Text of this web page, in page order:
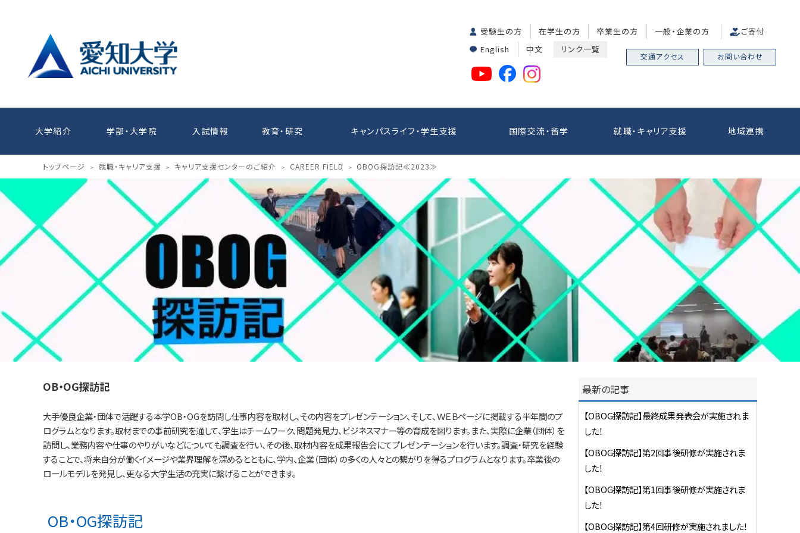
受験生の方 在学生の方 卒業生の方 一般・企業の方
ご寄付
English
中文 リンク一覧
交通アクセス お問い合わせ
大学紹介 学部・大学院 入試情報 教育・研究 キャンパスライフ・学生支援 国際交流・留学 就職・キャリア支援 地域連携
トップページ > 就職・キャリア支援 > キャリア支援センターのご紹介 > CAREER FIELD > OBOG探訪記≪2023≫
OB・OG探訪記
大手優良企業・団体で活躍する本学OB・OGを訪問し仕事内容を取材し、その内容をプレゼンテーション、そして、ＷＥＢページに掲載する半年間のプ
ログラムとなります。取材までの事前研究を通して、学生はチームワーク、問題発見力、ビジネスマナー等の育成を図ります。また、実際に企業（団体）を
訪問し、業務内容や仕事のやりがいなどについても調査を行い、その後、取材内容を成果報告会にてプレゼンテーションを行います。調査・研究を経験
することで、将来自分が働くイメージや業界理解を深めるとともに、学内、企業（団体）の多くの人々との繋がりを得るプログラムとなります。卒業後の
ロールモデルを発見し、更なる大学生活の充実に繋げることができます。
OB・OG探訪記
最新の記事
【OBOG探訪記】最終成果発表会が実施されま
した！
【OBOG探訪記】第2回事後研修が実施されま
した！
【OBOG探訪記】第1回事後研修が実施されま
した！
【OBOG探訪記】第4回研修が実施されました！